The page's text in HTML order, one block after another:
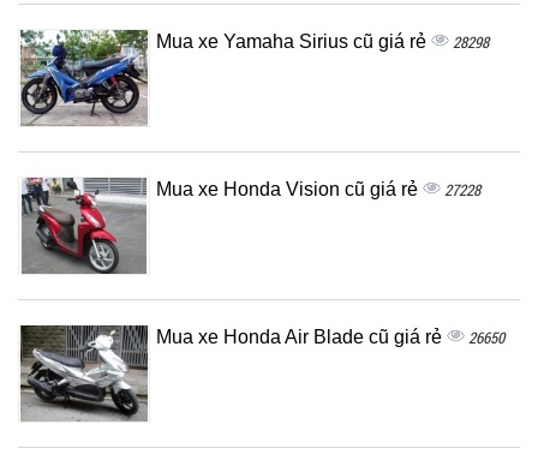
Mua xe Yamaha Sirius cũ giá rẻ 28298
Mua xe Honda Vision cũ giá rẻ 27228
Mua xe Honda Air Blade cũ giá rẻ 26650